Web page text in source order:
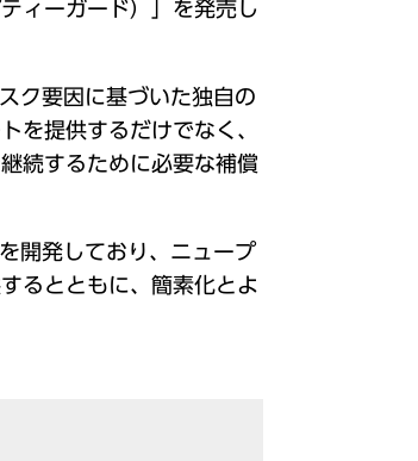
ィーガード）」を発売し
ク要因に基づいた独自の
を提供するだけでなく、
続するために必要な補償
開発しており、ニュープ
るとともに、簡素化とよ